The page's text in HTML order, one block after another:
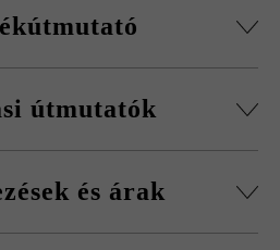
a lerakási útmutatókat és a
útmutatók
egyenletes színhatást érjen el,
és árak